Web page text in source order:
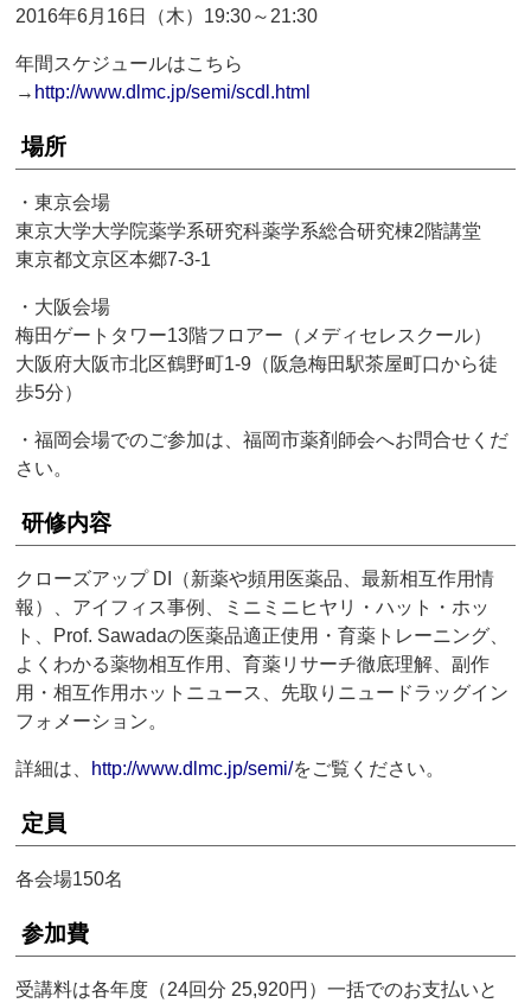
2016年6月16日（木）19:30～21:30
年間スケジュールはこちら
→ http://www.dlmc.jp/semi/scdl.html
場所
・東京会場
東京大学大学院薬学系研究科薬学系総合研究棟2階講堂
東京都文京区本郷7-3-1
・大阪会場
梅田ゲートタワー13階フロアー（メディセレスクール）
大阪府大阪市北区鶴野町1-9（阪急梅田駅茶屋町口から徒
歩5分）
・福岡会場でのご参加は、福岡市薬剤師会へお問合せくだ
さい。
研修内容
クローズアップ DI（新薬や頻用医薬品、最新相互作用情
報）、アイフィス事例、ミニミニヒヤリ・ハット・ホッ
ト、Prof. Sawadaの医薬品適正使用・育薬トレーニング、
よくわかる薬物相互作用、育薬リサーチ徹底理解、副作
用・相互作用ホットニュース、先取りニュードラッグイン
フォメーション。
詳細は、 http://www.dlmc.jp/semi/をご覧ください。
定員
各会場150名
参加費
受講料は各年度（24回分 25,920円）一括でのお支払いと